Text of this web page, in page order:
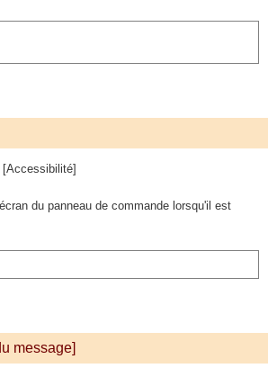
[Accessibilité]
du panneau de commande lorsqu'il est
message]